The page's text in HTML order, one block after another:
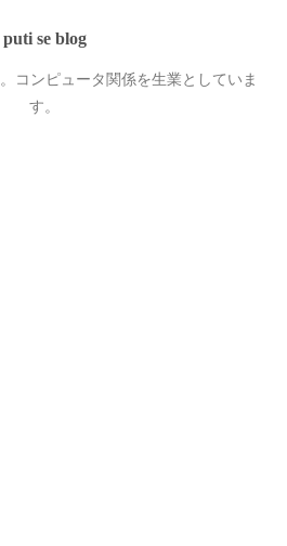
puti se blog
コンピュータ関係を生業としていま
す。